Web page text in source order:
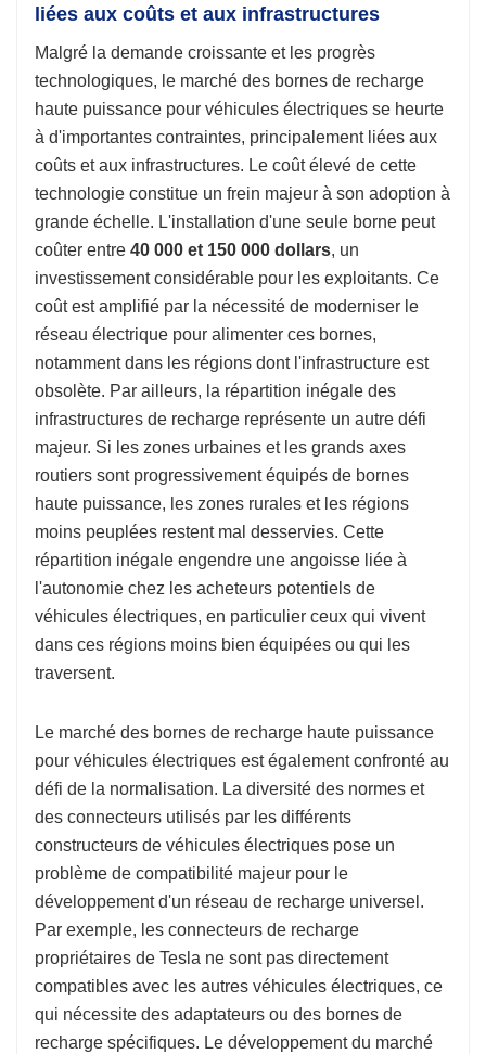
liées aux coûts et aux infrastructures
Malgré la demande croissante et les progrès
technologiques, le marché des bornes de recharge
haute puissance pour véhicules électriques se heurte
à d'importantes contraintes, principalement liées aux
coûts et aux infrastructures. Le coût élevé de cette
technologie constitue un frein majeur à son adoption à
grande échelle. L'installation d'une seule borne peut
coûter entre 40 000 et 150 000 dollars, un
investissement considérable pour les exploitants. Ce
coût est amplifié par la nécessité de moderniser le
réseau électrique pour alimenter ces bornes,
notamment dans les régions dont l'infrastructure est
obsolète. Par ailleurs, la répartition inégale des
infrastructures de recharge représente un autre défi
majeur. Si les zones urbaines et les grands axes
routiers sont progressivement équipés de bornes
haute puissance, les zones rurales et les régions
moins peuplées restent mal desservies. Cette
répartition inégale engendre une angoisse liée à
l'autonomie chez les acheteurs potentiels de
véhicules électriques, en particulier ceux qui vivent
dans ces régions moins bien équipées ou qui les
traversent.
Le marché des bornes de recharge haute puissance
pour véhicules électriques est également confronté au
défi de la normalisation. La diversité des normes et
des connecteurs utilisés par les différents
constructeurs de véhicules électriques pose un
problème de compatibilité majeur pour le
développement d'un réseau de recharge universel.
Par exemple, les connecteurs de recharge
propriétaires de Tesla ne sont pas directement
compatibles avec les autres véhicules électriques, ce
qui nécessite des adaptateurs ou des bornes de
recharge spécifiques. Le développement du marché